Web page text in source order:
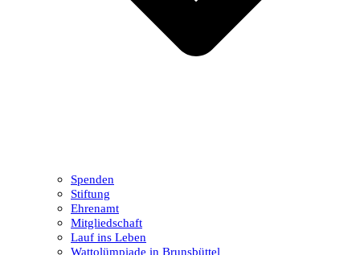
Spenden
Stiftung
Ehrenamt
Mitgliedschaft
Lauf ins Leben
Wattolümpiade in Brunsbüttel